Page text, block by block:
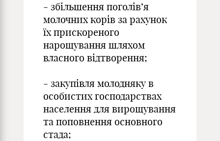
- збільшення поголів’я
молочних корів за рахунок
їх прискореного
нарощування шляхом
власного відтворення;
- закупівля молодняку в
особистих господарствах
населення для вирощування
та поповнення основного
стада;